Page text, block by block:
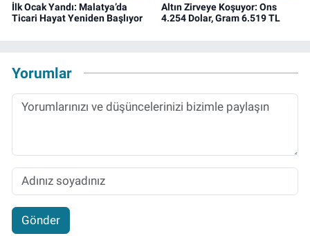
İlk Ocak Yandı: Malatya’da
Ticari Hayat Yeniden Başlıyor
Altın Zirveye Koşuyor: Ons
4.254 Dolar, Gram 6.519 TL
Yorumlar
Gönder